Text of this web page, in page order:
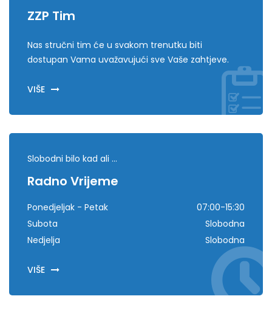
ZZP Tim
Nas stručni tim će u svakom trenutku biti
dostupan Vama uvažavujući sve Vaše zahtjeve.
VIŠE
Slobodni bilo kad ali ...
Radno Vrijeme
Ponedjeljak - Petak
07:00-15:30
Subota
Slobodna
Nedjelja
Slobodna
VIŠE